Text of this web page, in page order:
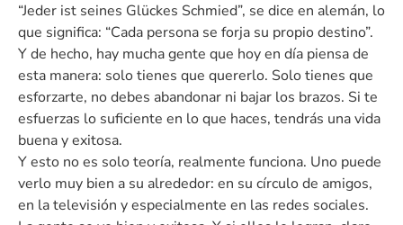
“Jeder ist seines Glückes Schmied”, se dice en alemán, lo
que significa: “Cada persona se forja su propio destino”.
Y de hecho, hay mucha gente que hoy en día piensa de
esta manera: solo tienes que quererlo. Solo tienes que
esforzarte, no debes abandonar ni bajar los brazos. Si te
esfuerzas lo suficiente en lo que haces, tendrás una vida
buena y exitosa.
Y esto no es solo teoría, realmente funciona. Uno puede
verlo muy bien a su alrededor: en su círculo de amigos,
en la televisión y especialmente en las redes sociales.